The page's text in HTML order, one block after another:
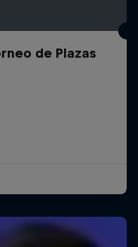
de Plazas